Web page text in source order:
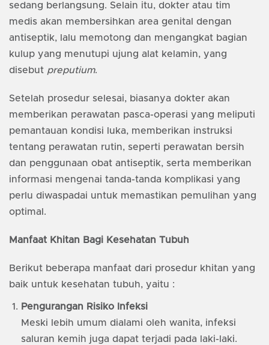
sedang berlangsung. Selain itu, dokter atau tim
medis akan membersihkan area genital dengan
antiseptik, lalu memotong dan mengangkat bagian
kulup yang menutupi ujung alat kelamin, yang
disebut preputium.
Setelah prosedur selesai, biasanya dokter akan
memberikan perawatan pasca-operasi yang meliputi
pemantauan kondisi luka, memberikan instruksi
tentang perawatan rutin, seperti perawatan bersih
dan penggunaan obat antiseptik, serta memberikan
informasi mengenai tanda-tanda komplikasi yang
perlu diwaspadai untuk memastikan pemulihan yang
optimal.
Manfaat Khitan Bagi Kesehatan Tubuh
Berikut beberapa manfaat dari prosedur khitan yang
baik untuk kesehatan tubuh, yaitu :
Pengurangan Risiko Infeksi
Meski lebih umum dialami oleh wanita, infeksi
saluran kemih juga dapat terjadi pada laki-laki.